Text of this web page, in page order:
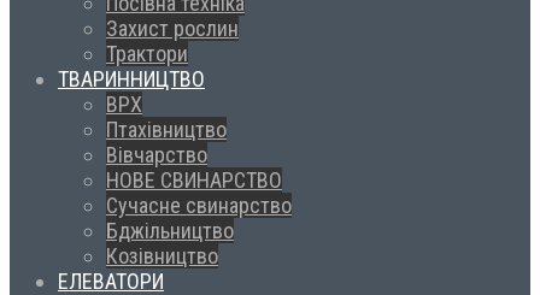
Захист рослин
Трактори
ТВАРИННИЦТВО
ВРХ
Птахівництво
Вівчарство
НОВЕ СВИНАРСТВО
Сучасне свинарство
Бджільництво
Козівництво
ЕЛЕВАТОРИ